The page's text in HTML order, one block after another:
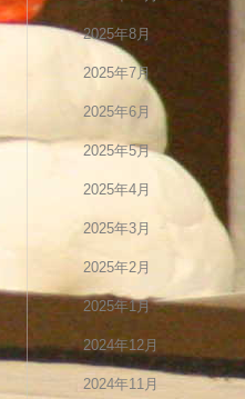
2025年8月
2025年7月
2025年6月
2025年5月
2025年4月
2025年3月
2025年2月
2025年1月
2024年12月
2024年11月